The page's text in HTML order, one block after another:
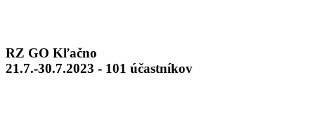
RZ GO Kľačno
21.7.-30.7.2023 - 101 účastníkov